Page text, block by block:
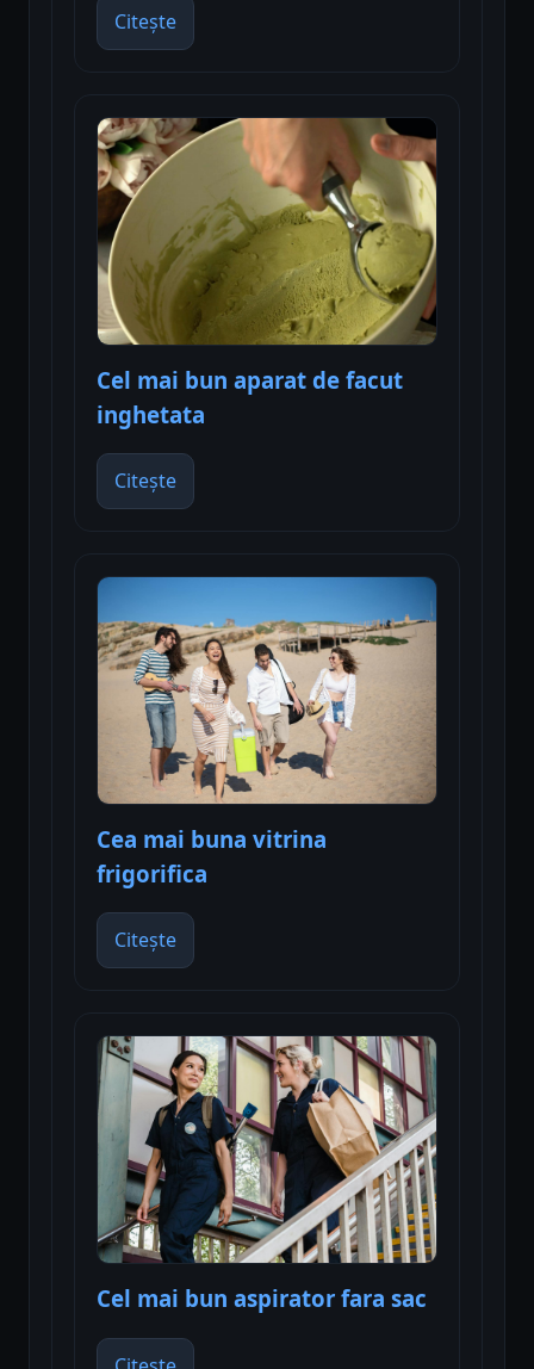
Citește
Cel mai bun aparat de facut
inghetata
Citește
Cea mai buna vitrina
frigorifica
Citește
Cel mai bun aspirator fara sac